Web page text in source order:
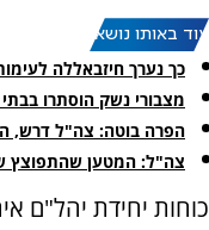
עוד באותו נושא:
כך נערך חיזבאללה
מצבורי נשק הוסתרו בבתי
הפרה בוטה: צה"ל דרש,
צה"ל: המטען שהתפוצץ
כוחות יחידת יהל"ם